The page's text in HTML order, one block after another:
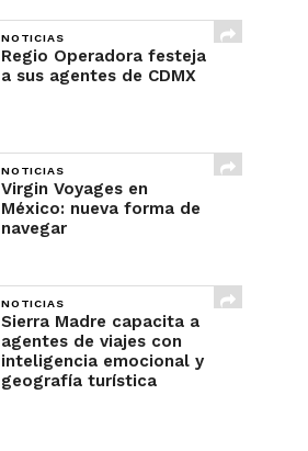
NOTICIAS
Regio Operadora festeja
a sus agentes de CDMX
NOTICIAS
Virgin Voyages en
México: nueva forma de
navegar
NOTICIAS
Sierra Madre capacita a
agentes de viajes con
inteligencia emocional y
geografía turística